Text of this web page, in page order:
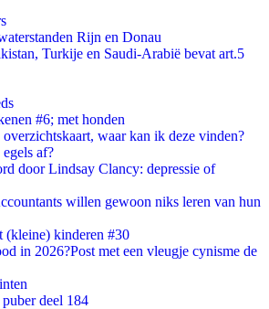
Rijn en Donau
Turkije en Saudi-Arabië bevat art.5
#6; met honden
waar kan ik deze vinden?
af?
door Lindsay Clancy: depressie of
willen gewoon niks leren van hun
(kleine) kinderen #30
in 2026?Post met een vleugje cynisme de
deel 184